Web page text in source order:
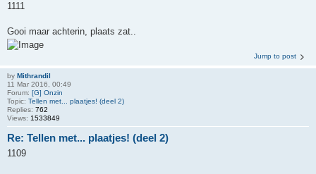
1111
Gooi maar achterin, plaats zat..
Jump to post
by Mithrandil
11 Mar 2016, 00:49
Forum: [G] Onzin
Topic: Tellen met... plaatjes! (deel 2)
Replies: 762
Views: 1533849
Re: Tellen met... plaatjes! (deel 2)
1109